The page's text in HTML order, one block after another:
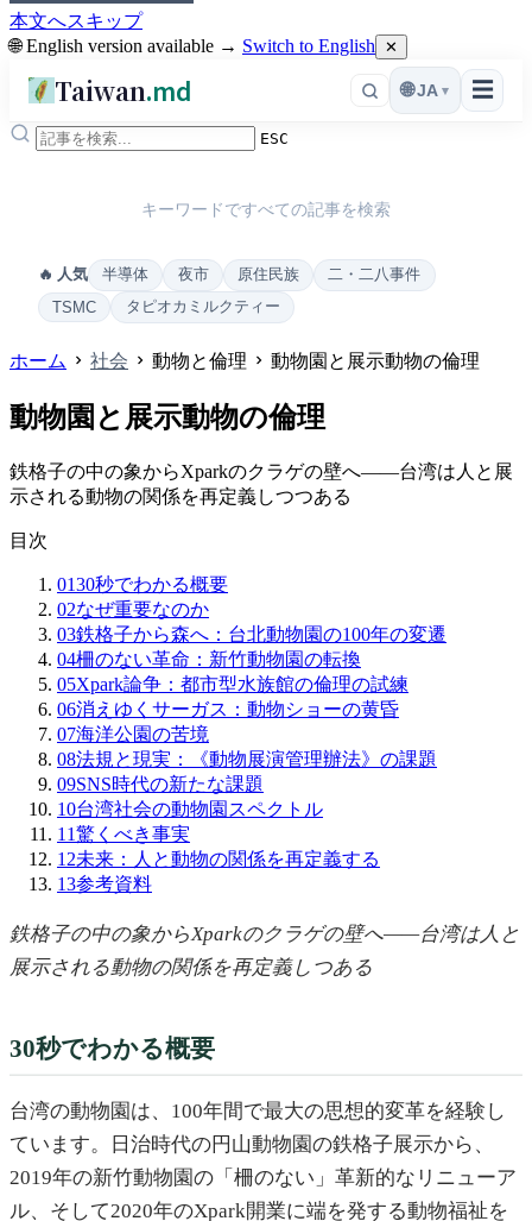
本文へスキップ
🌐 English version available → Switch to English ✕
Taiwan.md ☰
🌐 JA ▾
ESC
キーワードですべての記事を検索
🔥 人気 半導体 夜市 原住民族
二・二八事件
TSMC
タピオカミルクティー
ホーム 社会 動物と倫理 動物園と展示動物の倫理
動物園と展示動物の倫理
鉄格子の中の象からXparkのクラゲの壁へ——台湾は人と展
示される動物の関係を再定義しつつある
目次
0130秒でわかる概要
02なぜ重要なのか
03鉄格子から森へ：台北動物園の100年の変遷
04柵のない革命：新竹動物園の転換
05Xpark論争：都市型水族館の倫理の試練
06消えゆくサーガス：動物ショーの黄昏
07海洋公園の苦境
08法規と現実：《動物展演管理辦法》の課題
09SNS時代の新たな課題
10台湾社会の動物園スペクトル
11驚くべき事実
12未来：人と動物の関係を再定義する
13参考資料
鉄格子の中の象からXparkのクラゲの壁へ——台湾は人と
展示される動物の関係を再定義しつある
30秒でわかる概要
台湾の動物園は、100年間で最大の思想的変革を経験し
ています。日治時代の円山動物園の鉄格子展示から、
2019年の新竹動物園の「柵のない」革新的なリニューア
ル、そして2020年のXpark開業に端を発する動物福祉を